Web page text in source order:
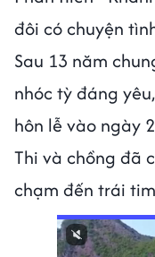
đôi có chuyện
Sau 13 năm
nhóc tỳ đáng
hôn lễ vào ngày
Thi và chồng đã
chạm đến trái